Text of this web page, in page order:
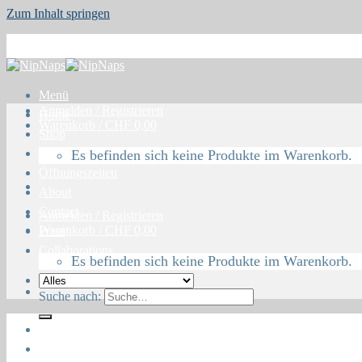
Zum Inhalt springen
Menü
Blog
Suche nach:
Es befinden sich keine Produkte im Warenkorb.
Es befinden sich keine Produkte im Warenkorb.